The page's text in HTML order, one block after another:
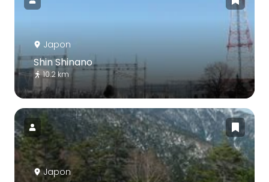
Japon
Shin Shinano
10.2 km
Japon